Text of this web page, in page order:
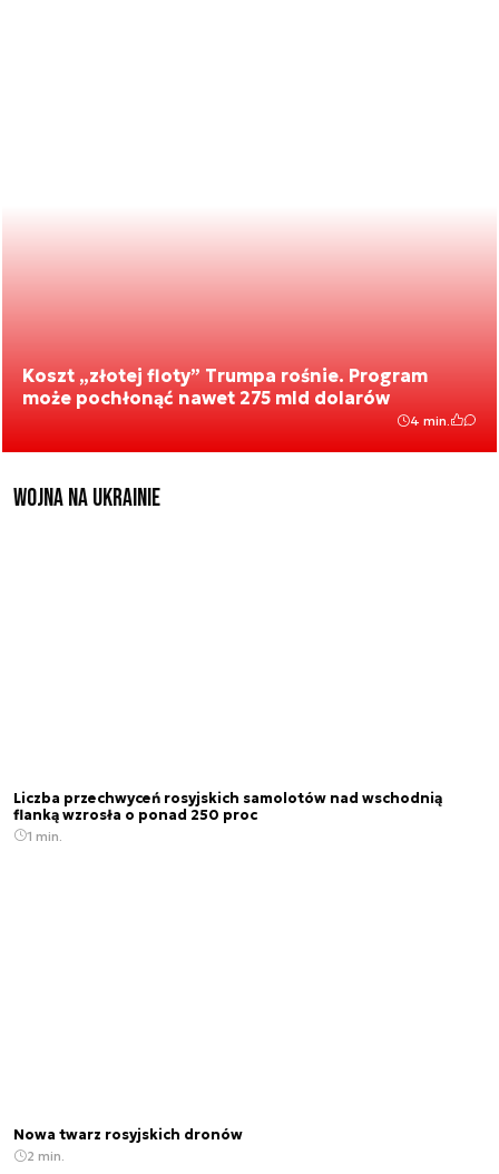
Koszt „złotej floty” Trumpa rośnie. Program
może pochłonąć nawet 275 mld dolarów
4 min.
Wojna na Ukrainie
Liczba przechwyceń rosyjskich samolotów nad wschodnią
flanką wzrosła o ponad 250 proc
1 min.
Nowa twarz rosyjskich dronów
2 min.